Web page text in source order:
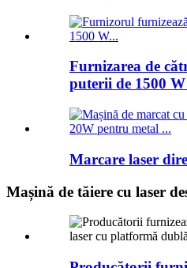
Furnizarea de
puterii de 1500
Marcare laser
Mașină de tăiere cu laser